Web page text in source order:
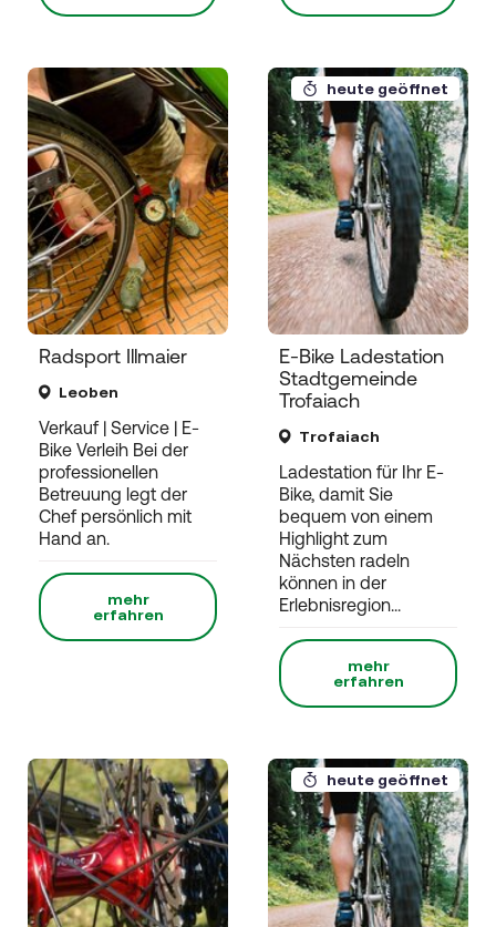
Radsport Illmaier
Leoben
Verkauf | Service | E-
Bike Verleih Bei der
professionellen
Betreuung legt der
Chef persönlich mit
Hand an.
mehr
erfahren
heute geöffnet
E-Bike Ladestation
Stadtgemeinde
Trofaiach
Trofaiach
Ladestation für Ihr E-
Bike, damit Sie
bequem von einem
Highlight zum
Nächsten radeln
können in der
Erlebnisregion...
mehr
erfahren
heute geöffnet